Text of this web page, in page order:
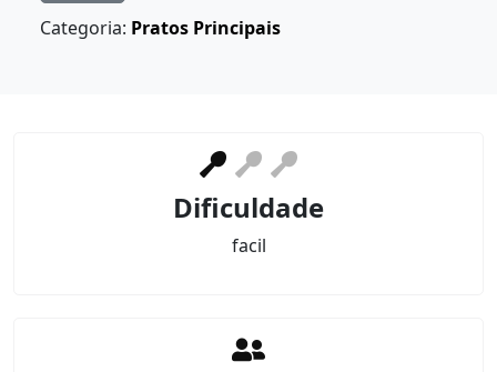
Categoria: Pratos Principais
Dificuldade
facil